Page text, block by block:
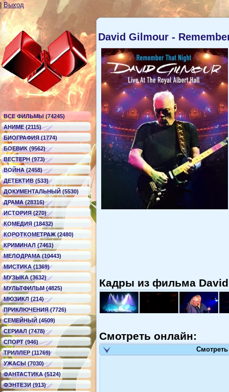
Выход
ВСЕ ФИЛЬМЫ (74245)
АНИМЕ (2115)
БИОГРАФИЯ (1774)
БОЕВИК (9562)
ВЕСТЕРН (973)
ВОЙНА (2458)
ДЕТЕКТИВ (533)
ДОКУМЕНТАЛЬНЫЙ (5530)
ДРАМА (28316)
ИСТОРИЯ (270)
КОМЕДИЯ (18432)
КОРОТКОМЕТРАЖ (2480)
КРИМИНАЛ (7461)
МЕЛОДРАМА (10443)
МИСТИКА (1369)
МУЗЫКА (3632)
МУЛЬТФИЛЬМ (4825)
МЮЗИКЛ (214)
ПРИКЛЮЧЕНИЯ (7726)
СЕМЕЙНЫЙ (4509)
СЕРИАЛ (7478)
СПОРТ (946)
ТРИЛЛЕР (11769)
УЖАСЫ (7030)
ФАНТАСТИКА (5124)
ФЭНТЕЗИ (913)
David Gilmour -
Кадры из фильма
Смотреть онлайн: